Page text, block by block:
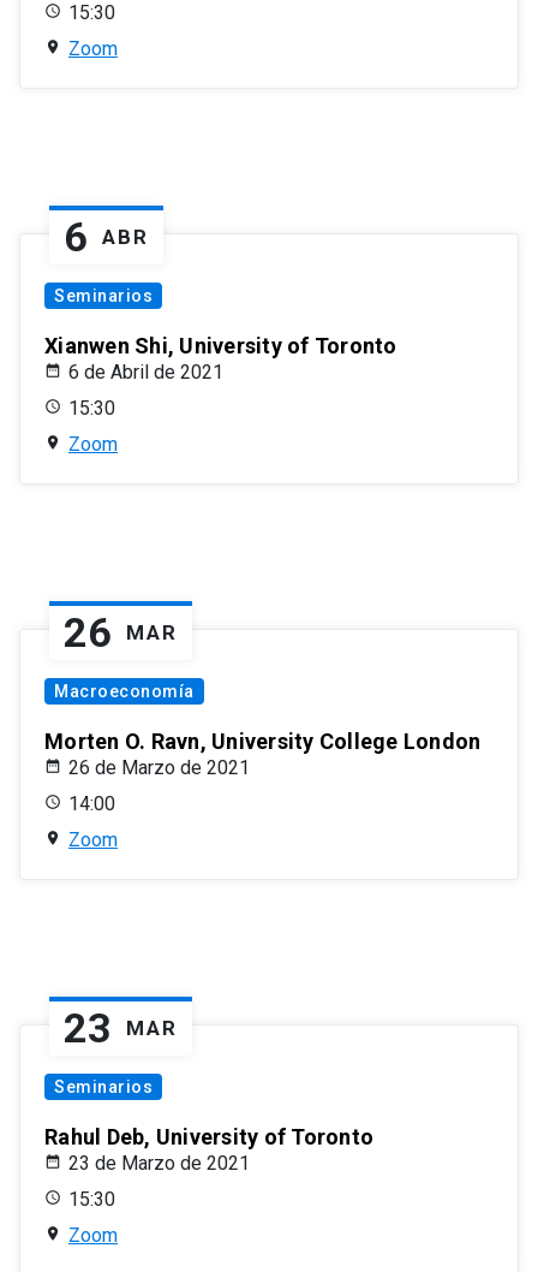
15:30
Zoom
6 ABR
Seminarios
Xianwen Shi, University of Toronto
6 de Abril de 2021
15:30
Zoom
26 MAR
Macroeconomía
Morten O. Ravn, University College London
26 de Marzo de 2021
14:00
Zoom
23 MAR
Seminarios
Rahul Deb, University of Toronto
23 de Marzo de 2021
15:30
Zoom